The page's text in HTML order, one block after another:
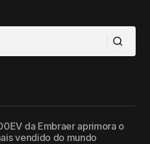
da Embraer aprimora o
vendido do mundo